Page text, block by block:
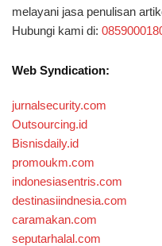
melayani jasa penulisan
Hubungi kami di:
Web Syndication:
jurnalsecurity.com
Outsourcing.id
Bisnisdaily.id
promoukm.com
indonesiasentris.com
destinasiindnesia.com
caramakan.com
seputarhalal.com